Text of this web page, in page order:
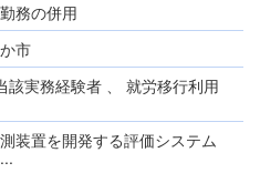
務の併用
市
該実務経験者 、 就労移行利用
装置を開発する評価システム